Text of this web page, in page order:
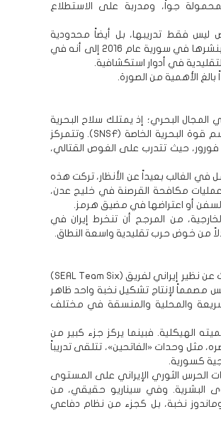
جواً، ومدربة على الاستطلاع
فقط تدريبها، بل أيضاً محدودية
مشاركتها العملياتية في الخارج. تشير التقارير التي تفيد بنشرها في سورية عام 2016 إلى أنه في
في أدوار استكشافية.
الأهمية من الصورة.
البحري؛ إذ يمتلك سلاح البحرية
التابع للحرس الثوري الإيراني تشكيلاً متخصصاً يُعرف باسم قوة البحرية الخاصة (SNSF). وتتمركز
حيث تتدرب على الغوص القتالي،
في الغالب بعيداً عن الأنظار، تركت هذه
مكافحة القرصنة في خليج عدن،
أو اعتراضها في مضيق هرمز.
من المرجح أن تنخرط إيران في
من خوض حرب تقليدية واسعة النطاق.
هذا يثير مشكلة أعمق تتعلق بالمقارنات الغربية. إن البحث عن نظير إيراني لفريق (SEAL Team Six)
مصمماً لإنتاج تشكيل نخبة واحد ظاهر
والمحلية والمنسقة في مختلف
الهيكلية. فبينما يركز جزء كبير من
مثل وحدات «الفاتحين»، تتلقى تدريباً
كسورية.
الحرس الثوري الإيراني على المستوى
البشرية. وفي سيناريو حقيقي، من
نخبة، بل كجزء من نظام دفاعي